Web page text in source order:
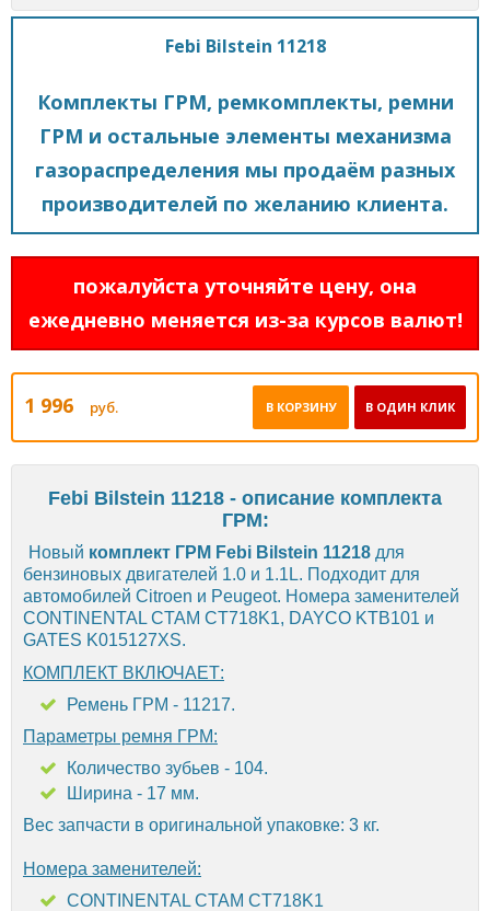
Febi Bilstein 11218
Комплекты ГРМ, ремкомплекты, ремни
ГРМ и остальные элементы механизма
газораспределения мы продаём разных
производителей по желанию клиента.
пожалуйста уточняйте цену, она
ежедневно меняется из-за курсов валют!
1 996 руб. В ОДИН КЛИК
В КОРЗИНУ
Febi Bilstein 11218 - описание комплекта
ГРМ:
Новый комплект ГРМ Febi Bilstein 11218 для
бензиновых двигателей 1.0 и 1.1L. Подходит для
автомобилей Citroen и Peugeot. Номера заменителей
CONTINENTAL CTAM CT718K1, DAYCO KTB101 и
GATES K015127XS.
КОМПЛЕКТ ВКЛЮЧАЕТ:
Ремень ГРМ - 11217.
Параметры ремня ГРМ:
Количество зубьев - 104.
Ширина - 17 мм.
Вес запчасти в оригинальной упаковке: 3 кг.
Номера заменителей:
CONTINENTAL CTAM CT718K1